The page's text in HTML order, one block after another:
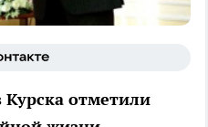
Курска отметили